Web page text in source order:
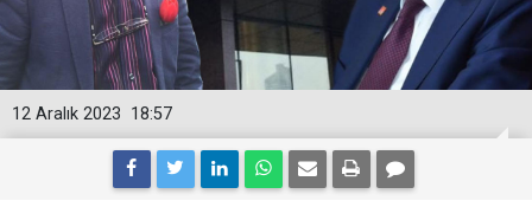
18:57
12 Aralık 2023